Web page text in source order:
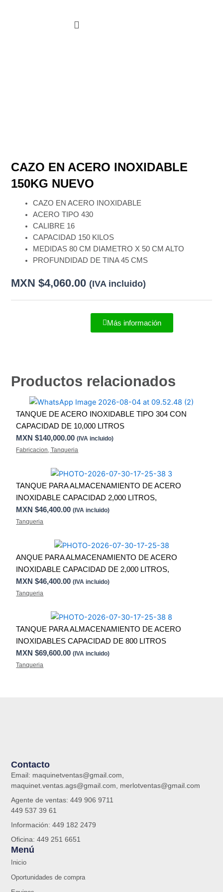
CAZO EN ACERO INOXIDABLE
150KG NUEVO
CAZO EN ACERO INOXIDABLE
ACERO TIPO 430
CALIBRE 16
CAPACIDAD 150 KILOS
MEDIDAS 80 CM DIAMETRO X 50 CM ALTO
PROFUNDIDAD DE TINA 45 CMS
MXN $4,060.00 (IVA incluido)
Más información
Productos relacionados
TANQUE DE ACERO INOXIDABLE TIPO 304 CON
CAPACIDAD DE 10,000 LITROS
MXN $140,000.00 (IVA incluido)
Fabricacion ,Tanqueria
TANQUE PARA ALMACENAMIENTO DE ACERO
INOXIDABLE CAPACIDAD 2,000 LITROS,
MXN $46,400.00 (IVA incluido)
Tanqueria
ANQUE PARA ALMACENAMIENTO DE ACERO
INOXIDABLE CAPACIDAD DE 2,000 LITROS,
MXN $46,400.00 (IVA incluido)
Tanqueria
TANQUE PARA ALMACENAMIENTO DE ACERO
INOXIDABLES CAPACIDAD DE 800 LITROS
MXN $69,600.00 (IVA incluido)
Tanqueria
Menú
Inicio
Oportunidades de compra
Contacto
Email: maquinetventas@gmail.com,
maquinet.ventas.ags@gmail.com, merlotventas@gmail.com
Agente de ventas: 449 906 9711
449 537 39 61
Información: 449 182 2479
Oficina: 449 251 6651